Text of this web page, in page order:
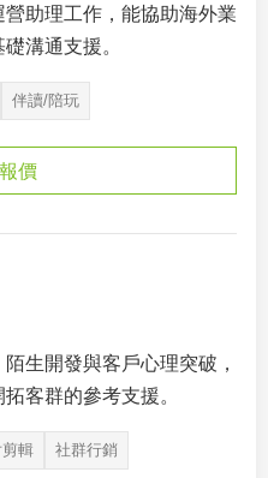
營助理工作，能協助海外業
溝通支援。
伴讀/陪玩
價
生開發與客戶心理突破，
客群的參考支援。
輯 社群行銷